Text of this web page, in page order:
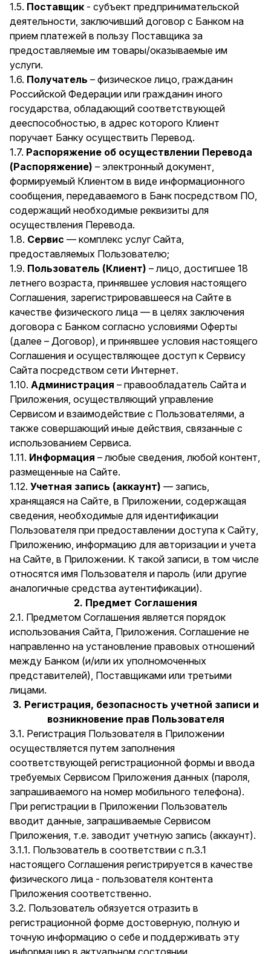
1.5. Поставщик - субъект предпринимательской
деятельности, заключивший договор с Банком на
прием платежей в пользу Поставщика за
предоставляемые им товары/оказываемые им
услуги.
1.6. Получатель – физическое лицо, гражданин
Российской Федерации или гражданин иного
государства, обладающий соответствующей
дееспособностью, в адрес которого Клиент
поручает Банку осуществить Перевод.
1.7. Распоряжение об осуществлении Перевода
(Распоряжение) – электронный документ,
формируемый Клиентом в виде информационного
сообщения, передаваемого в Банк посредством ПО,
содержащий необходимые реквизиты для
осуществления Перевода.
1.8. Сервис — комплекс услуг Сайта,
предоставляемых Пользователю;
1.9. Пользователь (Клиент) – лицо, достигшее 18
летнего возраста, принявшее условия настоящего
Соглашения, зарегистрировавшееся на Сайте в
качестве физического лица — в целях заключения
договора с Банком согласно условиями Оферты
(далее – Договор), и принявшее условия настоящего
Соглашения и осуществляющее доступ к Сервису
Сайта посредством сети Интернет.
1.10. Администрация – правообладатель Сайта и
Приложения, осуществляющий управление
Сервисом и взаимодействие с Пользователями, а
также совершающий иные действия, связанные с
использованием Сервиса.
1.11. Информация – любые сведения, любой контент,
размещенные на Сайте.
1.12. Учетная запись (аккаунт) — запись,
хранящаяся на Сайте, в Приложении, содержащая
сведения, необходимые для идентификации
Пользователя при предоставлении доступа к Сайту,
Приложению, информацию для авторизации и учета
на Сайте, в Приложении. К такой записи, в том числе
относятся имя Пользователя и пароль (или другие
аналогичные средства аутентификации).
2. Предмет Соглашения
2.1. Предметом Соглашения является порядок
использования Сайта, Приложения. Соглашение не
направленно на установление правовых отношений
между Банком (и/или их уполномоченных
представителей), Поставщиками или третьими
лицами.
3. Регистрация, безопасность учетной записи и
возникновение прав Пользователя
3.1. Регистрация Пользователя в Приложении
осуществляется путем заполнения
соответствующей регистрационной формы и ввода
требуемых Сервисом Приложения данных (пароля,
запрашиваемого на номер мобильного телефона).
При регистрации в Приложении Пользователь
вводит данные, запрашиваемые Сервисом
Приложения, т.е. заводит учетную запись (аккаунт).
3.1.1. Пользователь в соответствии с п.3.1
настоящего Соглашения регистрируется в качестве
физического лица - пользователя контента
Приложения соответственно.
3.2. Пользователь обязуется отразить в
регистрационной форме достоверную, полную и
точную информацию о себе и поддерживать эту
информацию в актуальном состоянии.